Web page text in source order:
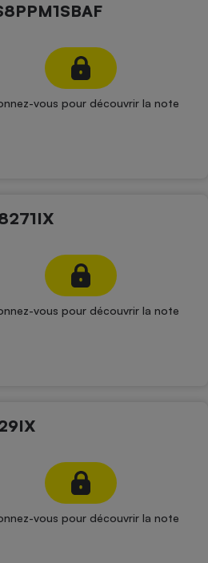
vous pour découvrir la note
vous pour découvrir la note
vous pour découvrir la note